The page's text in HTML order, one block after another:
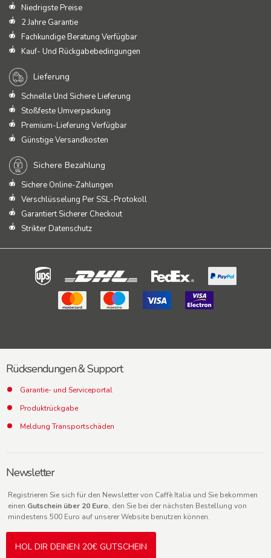
Niedrigste Preise
2 Jahre Garantie
Fachkundige Beratung Verfügbar
Kauf- Und Rückgabebedingungen
Lieferung
Schnelle Und Sichere Lieferung
Stoßfeste Umverpackung
Premium-Lieferung Verfügbar
Günstige Versandkosten
Sichere Bezahlung
Sichere Online-Zahlungen
Verschlüsselung Per SSL-Protokoll
Garantiert Sicherer Checkout
Strikter Datenschutz
Rücksendungen & Support
Garantie- und Serviceportal
Produktrückgabe
Meldung Transportschäden
Newsletter
Registrieren Sie sich für den Newsletter von Caffè Italia und Sie bekommen
einen Gutschein über 20 Euro, den Sie bei der nächsten Bestellung von
mindestens 500 Euro auf unserer Website benutzen können.
HOL DIR DEINEN 20€ GUTSCHEIN